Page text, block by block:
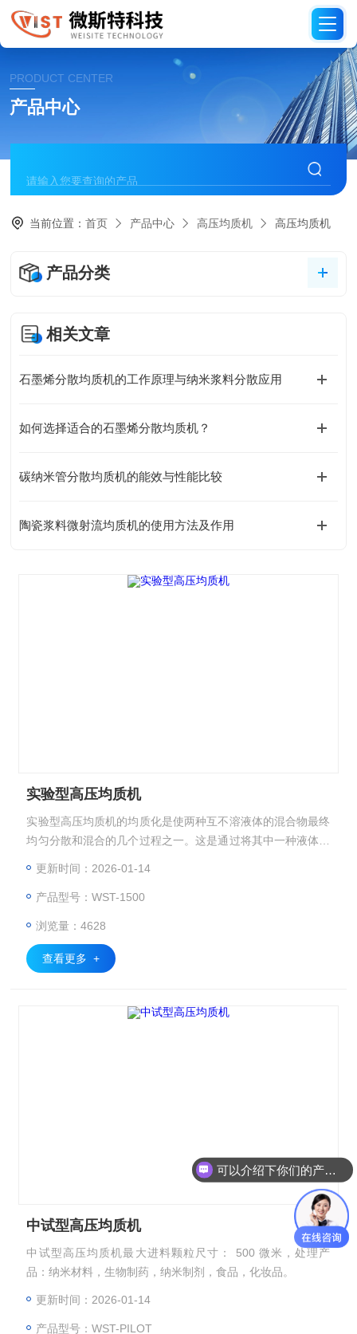
PRODUCT CENTER
产品中心
当前位置：首页 产品中心 高压均质机 高压均质机
产品分类
相关文章
石墨烯分散均质机的工作原理与纳米浆料分散应用
如何选择适合的石墨烯分散均质机？
碳纳米管分散均质机的能效与性能比较
陶瓷浆料微射流均质机的使用方法及作用
实验型高压均质机
实验型高压均质机的均质化是使两种互不溶液体的混合物最终
均匀分散和混合的几个过程之一。这是通过将其中一种液体转
程。
更新时间：2026-01-14
产品型号：WST-1500
浏览量：4628
查看更多 +
中试型高压均质机
中试型高压均质机最大进料颗粒尺寸： 500 微米，处理产
品：纳米材料，生物制药，纳米制剂，食品，化妆品。
更新时间：2026-01-14
产品型号：WST-PILOT
可以介绍下你们的产品么